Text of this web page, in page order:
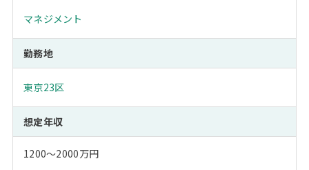
マネジメント
勤務地
東京23区
想定年収
1200～2000万円